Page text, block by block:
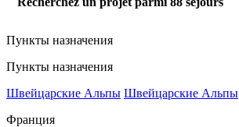
Пункты назначения
Пункты назначения
Швейцарские Альпы Швейцарские Альпы
Франция